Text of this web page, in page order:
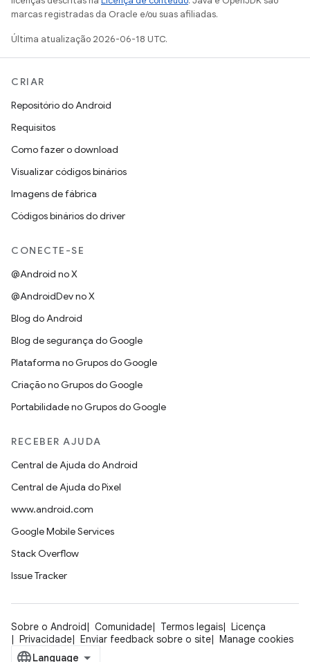
marcas registradas da Oracle e/ou suas afiliadas.
Última atualização 2026-06-18 UTC.
CRIAR
Repositório do Android
Requisitos
Como fazer o download
Visualizar códigos binários
Imagens de fábrica
Códigos binários do driver
CONECTE-SE
@Android no X
@AndroidDev no X
Blog do Android
Blog de segurança do Google
Plataforma no Grupos do Google
Criação no Grupos do Google
Portabilidade no Grupos do Google
RECEBER AJUDA
Central de Ajuda do Android
Central de Ajuda do Pixel
www.android.com
Google Mobile Services
Stack Overflow
Issue Tracker
Sobre o Android Comunidade Termos legais
Licença
Privacidade
Enviar feedback sobre o site Manage cookies